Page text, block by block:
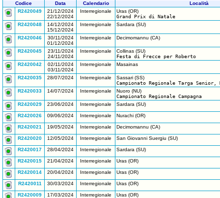
Codice Data Calendario
Località
R2420049
21/12/2024
22/12/2024
Interregionale
Uras (OR)
Grand Prix di Natale
R2420048
14/12/2024
15/12/2024
Interregionale Sardara (SU)
R2420046
30/11/2024
01/12/2024
Interregionale Decimomannu (CA)
R2420045
23/11/2024
24/11/2024
Interregionale
Collinas (SU)
Festa di Frecce per Roberto
R2420042
02/11/2024
03/11/2024
Interregionale Masainas
R2420035 28/07/2024 Interregionale
Sassari (SS)
Campionato Regionale Targa
R2420033
14/07/2024 Interregionale
Nuoro (NU)
Campionato Regionale Campagna
R2420029
23/06/2024 Interregionale Sardara (SU)
R2420026 09/06/2024 Interregionale Nurachi (OR)
R2420021 19/05/2024 Interregionale Decimomannu (CA)
R2420020 12/05/2024 Interregionale San Giovanni Suergiu (SU)
R2420017 28/04/2024 Interregionale Sardara (SU)
R2420015 21/04/2024 Interregionale Uras (OR)
R2420014 20/04/2024 Interregionale Uras (OR)
R2420011 30/03/2024 Interregionale Uras (OR)
R2420009 17/03/2024 Interregionale Uras (OR)